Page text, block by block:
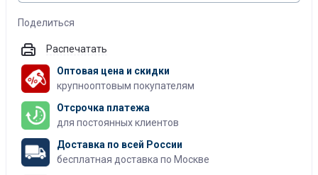
Поделиться
Распечатать
Оптовая цена и скидки
крупнооптовым покупателям
Отсрочка платежа
для постоянных клиентов
Доставка по всей России
бесплатная доставка по Москве